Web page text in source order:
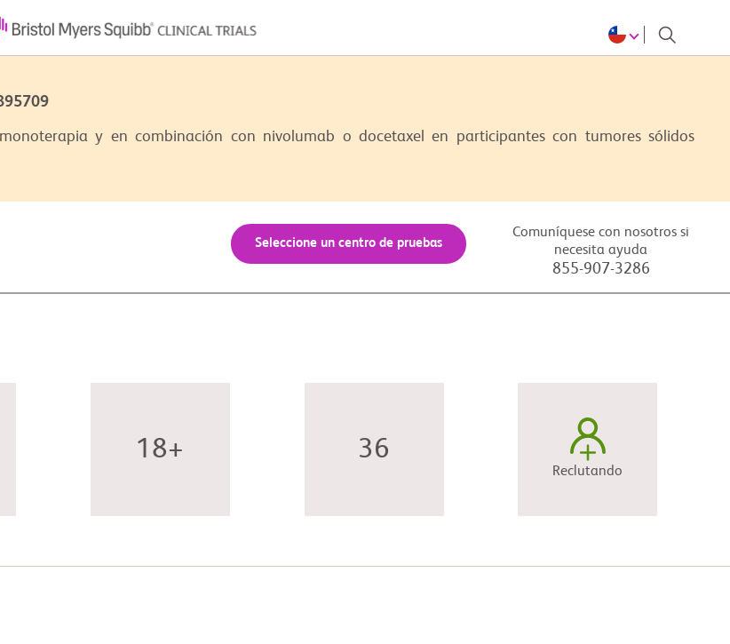
y en combinación con nivolumab o docetaxel en participantes con tumores sólidos
Seleccione un centro de pruebas
Comuníquese con nosotros si
necesita ayuda
855-907-3286
18+ 36
Reclutando